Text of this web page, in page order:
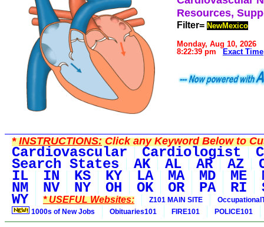
Resources,
Filter= NewMexico
Monday, Aug 10, 2026
8:22:39 pm
Exact Time
*INSTRUCTIONS:Click any Keyword Below to
Cardiovascular Cardiologist
Search States AK AL AR AZ
IL IN KS KY LA MA MD ME
NM NV NY OH OK OR PA RI
WY * USEFUL Websites: Z101 MAIN SITE
1000s of New Jobs
Obituaries101 FIRE101 POLICE101